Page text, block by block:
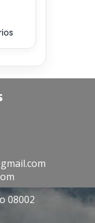
08002